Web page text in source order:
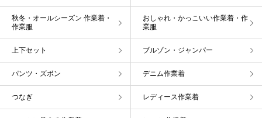
秋冬・オールシーズン 作業着・
作業服
おしゃれ・かっこいい作業着・作
業服
上下セット ブルゾン・ジャンパー
パンツ・ズボン デニム作業着
つなぎ レディース作業着